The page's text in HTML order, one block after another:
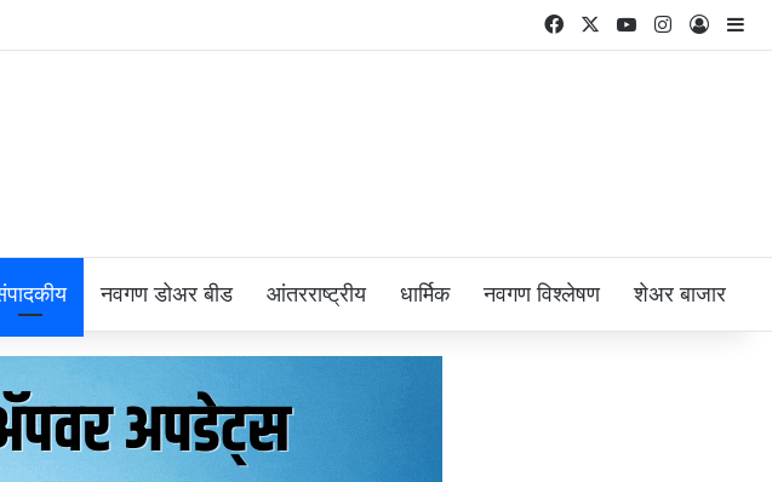
FacebookYouTubeInstagram
Log In
नवगण डोअर बीड आंतरराष्ट्रीय धार्मिक नवगण विश्लेषण शेअर बाजार